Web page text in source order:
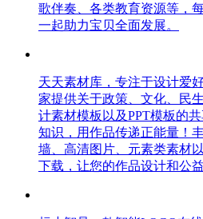
歌伴奏、各类教育资源等，
一起助力宝贝全面发展。
天天素材库，专注于设计爱
家提供关于政策、文化、民
计素材模板以及PPT模板的
知识，用作品传递正能量！
墙、高清图片、元素类素材
下载，让您的作品设计和公